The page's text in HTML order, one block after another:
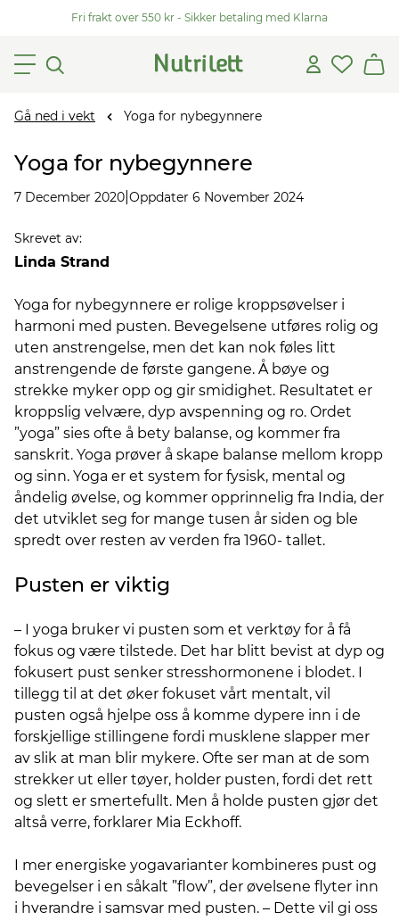
Fri frakt over 550 kr - Sikker betaling med Klarna
Gå ned i vekt Yoga for nybegynnere
Yoga for nybegynnere
7 December 2020 Oppdater 6 November 2024
Skrevet av:
Linda Strand
Yoga for nybegynnere er rolige kroppsøvelser i
harmoni med pusten. Bevegelsene utføres rolig og
uten anstrengelse, men det kan nok føles litt
anstrengende de første gangene. Å bøye og
strekke myker opp og gir smidighet. Resultatet er
kroppslig velvære, dyp avspenning og ro. Ordet
”yoga” sies ofte å bety balanse, og kommer fra
sanskrit. Yoga prøver å skape balanse mellom kropp
og sinn. Yoga er et system for fysisk, mental og
åndelig øvelse, og kommer opprinnelig fra India, der
det utviklet seg for mange tusen år siden og ble
spredt over resten av verden fra 1960- tallet.
Pusten er viktig
– I yoga bruker vi pusten som et verktøy for å få
fokus og være tilstede. Det har blitt bevist at dyp og
fokusert pust senker stresshormonene i blodet. I
tillegg til at det øker fokuset vårt mentalt, vil
pusten også hjelpe oss å komme dypere inn i de
forskjellige stillingene fordi musklene slapper mer
av slik at man blir mykere. Ofte ser man at de som
strekker ut eller tøyer, holder pusten, fordi det rett
og slett er smertefullt. Men å holde pusten gjør det
altså verre, forklarer Mia Eckhoff.
I mer energiske yogavarianter kombineres pust og
bevegelser i en såkalt ”flow”, der øvelsene flyter inn
i hverandre i samsvar med pusten. – Dette vil gi oss